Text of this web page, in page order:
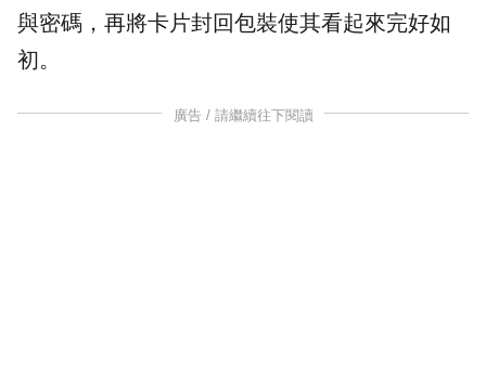
與密碼，再將卡片封回包裝使其看起來完好如
初。
廣告 / 請繼續往下閱讀